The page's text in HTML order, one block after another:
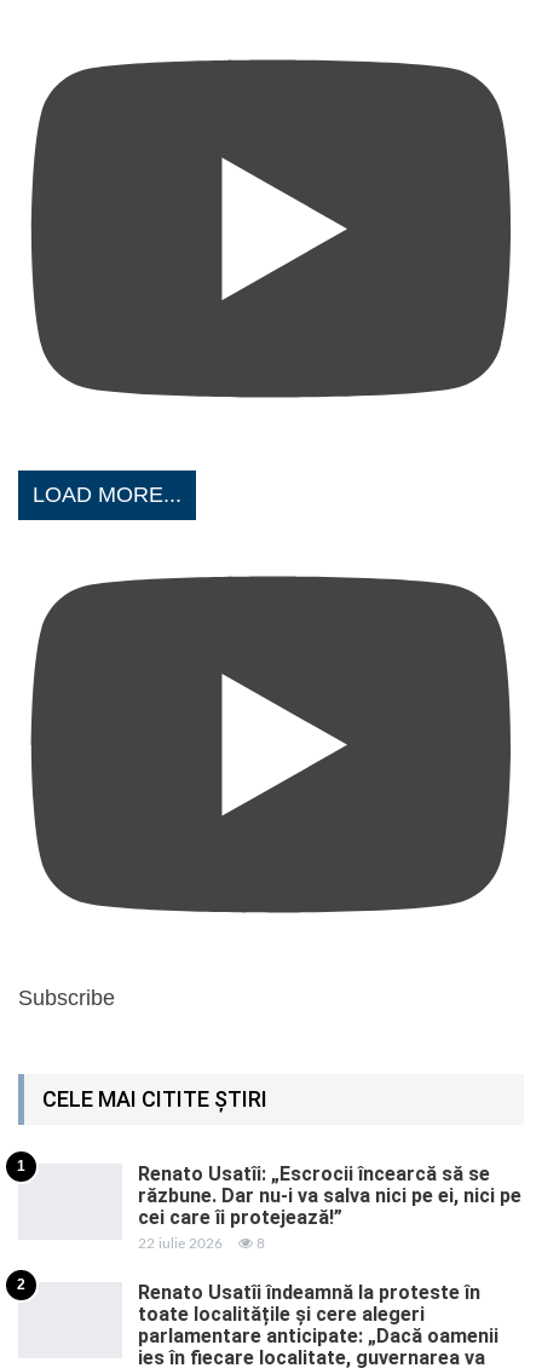
LOAD MORE...
Subscribe
CELE MAI CITITE ȘTIRI
1
Renato Usatîi: „Escrocii încearcă să se
răzbune. Dar nu-i va salva nici pe ei, nici pe
cei care îi protejează!”
22 iulie 2026 8
2
Renato Usatîi îndeamnă la proteste în
toate localitățile și cere alegeri
parlamentare anticipate: „Dacă oamenii
ies în fiecare localitate, guvernarea va